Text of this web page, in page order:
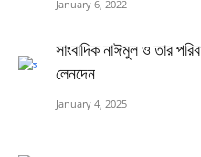
January 6, 2022
সাংবাদিক নাঈমুল ও তার
লেনদেন
January 4, 2025